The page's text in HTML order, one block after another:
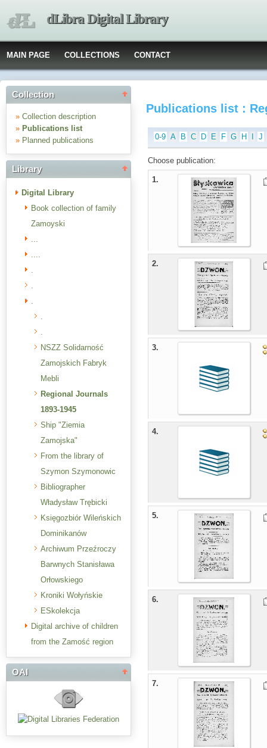
dLibra Digital Library
MAIN PAGE COLLECTIONS CONTACT
Collection
» Collection description
» Publications list
» Planned publications
Library
Digital Library
Book collection of family
Zamoyski
...
....
.
.
.
.
.
NSZZ Solidarność
Zamojskich Fabryk
Mebli
Regional Journals
1893-1945
Ship "Ziemia
Zamojska"
From the library of
Szymon Szymonowic
Bibliographer
Władysław Trębicki
Księgozbiór Wileńskich
Dominikanów
Archiwum Przeźroczy
Barwnych Stanisława
Orłowskiego
Kroniki Wołyńskie
ESkolekcja
Digital archive of children
from the Zamość region
OAI
Publications list :
0-9 A B C D E F G H J
Choose publication:
1.
2.
3.
4.
5.
6.
7.